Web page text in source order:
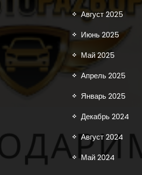
Август 2025
Июнь 2025
Май 2025
Апрель 2025
Январь 2025
Декабрь 2024
Август 2024
Май 2024